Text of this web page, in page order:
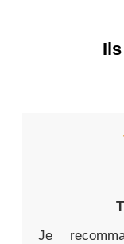
Je